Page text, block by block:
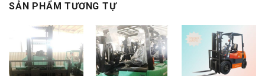
SẢN PHẨM TƯƠNG TỰ